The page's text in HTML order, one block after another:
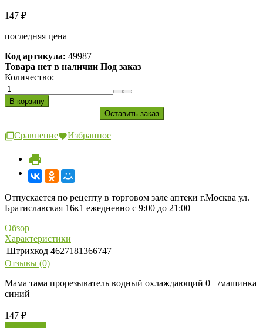
147 ₽
последняя цена
Код артикула: 49987
Товара нет в наличии Под заказ
Количество:
Сравнение Избранное
Отпускается по рецепту в торговом зале аптеки г.Москва ул.
Братиславская 16к1 ежедневно с 9:00 до 21:00
Обзор
Характеристики
Штрихкод 4627181366747
Отзывы (0)
Мама тама прорезыватель водный охлаждающий 0+ /машинка
синий
147 ₽